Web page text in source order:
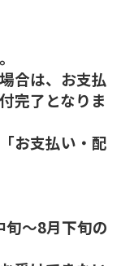
合は、お支払
完了となりま
お支払い・配
～8月下旬の